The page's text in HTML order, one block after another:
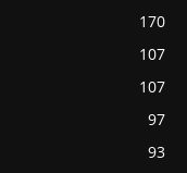
170
107
107
97
93